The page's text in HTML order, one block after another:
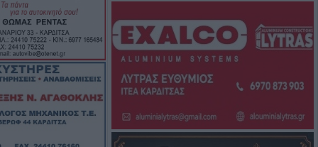
τα
γύρω
χώρο μετά τον
η κηδεία